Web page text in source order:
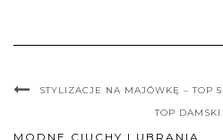
STYLIZACJE NA MAJÓWKĘ – TOP
TOP
MODNE CIUCHY I UBRANIA